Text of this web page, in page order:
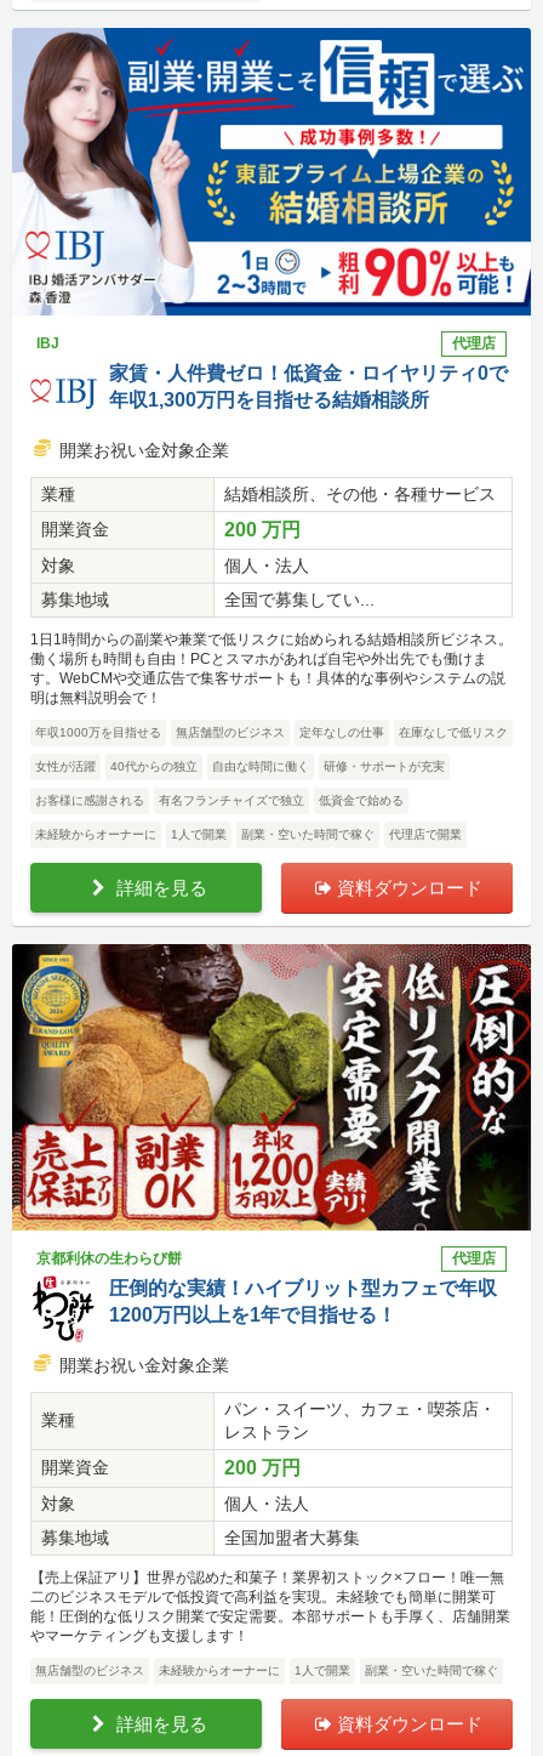
IBJ 代理店
家賃・人件費ゼロ！低資金・ロイヤリティ0で
年収1,300万円を目指せる結婚相談所
開業お祝い金対象企業
業種
結婚相談所、その他・各種サービス
開業資金
200 万円
対象
個人・法人
募集地域
全国で募集してい...
1日1時間からの副業や兼業で低リスクに始められる結婚相談所ビジネス。
働く場所も時間も自由！PCとスマホがあれば自宅や外出先でも働けま
す。WebCMや交通広告で集客サポートも！具体的な事例やシステムの説
明は無料説明会で！
年収1000万を目指せる 無店舗型のビジネス 定年なしの仕事 在庫なしで低リスク
女性が活躍 40代からの独立 自由な時間に働く 研修・サポートが充実
お客様に感謝される 有名フランチャイズで独立 低資金で始める
未経験からオーナーに 1人で開業 副業・空いた時間で稼ぐ 代理店で開業
詳細を見る 資料ダウンロード
京都利休の生わらび餅 代理店
圧倒的な実績！ハイブリット型カフェで年収
1200万円以上を1年で目指せる！
開業お祝い金対象企業
業種
パン・スイーツ、カフェ・喫茶店・
レストラン
開業資金
200 万円
対象
個人・法人
募集地域
全国加盟者大募集
【売上保証アリ】世界が認めた和菓子！業界初ストック×フロー！唯一無
二のビジネスモデルで低投資で高利益を実現。未経験でも簡単に開業可
能！圧倒的な低リスク開業で安定需要。本部サポートも手厚く、店舗開業
やマーケティングも支援します！
無店舗型のビジネス 未経験からオーナーに 1人で開業 副業・空いた時間で稼ぐ
詳細を見る 資料ダウンロード